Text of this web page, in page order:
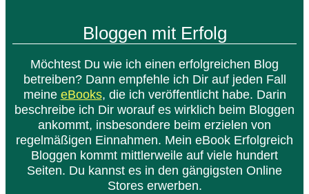
Bloggen mit Erfolg
Möchtest Du wie ich einen erfolgreichen Blog
betreiben? Dann empfehle ich Dir auf jeden Fall
meine eBooks, die ich veröffentlicht habe. Darin
beschreibe ich Dir worauf es wirklich beim Bloggen
ankommt, insbesondere beim erzielen von
regelmäßigen Einnahmen. Mein eBook Erfolgreich
Bloggen kommt mittlerweile auf viele hundert
Seiten. Du kannst es in den gängigsten Online
Stores erwerben.